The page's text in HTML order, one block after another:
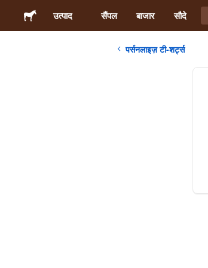
उत्पाद सैंपल बाजार सौदे
पर्सनलाइज़ टी-शर्ट्स